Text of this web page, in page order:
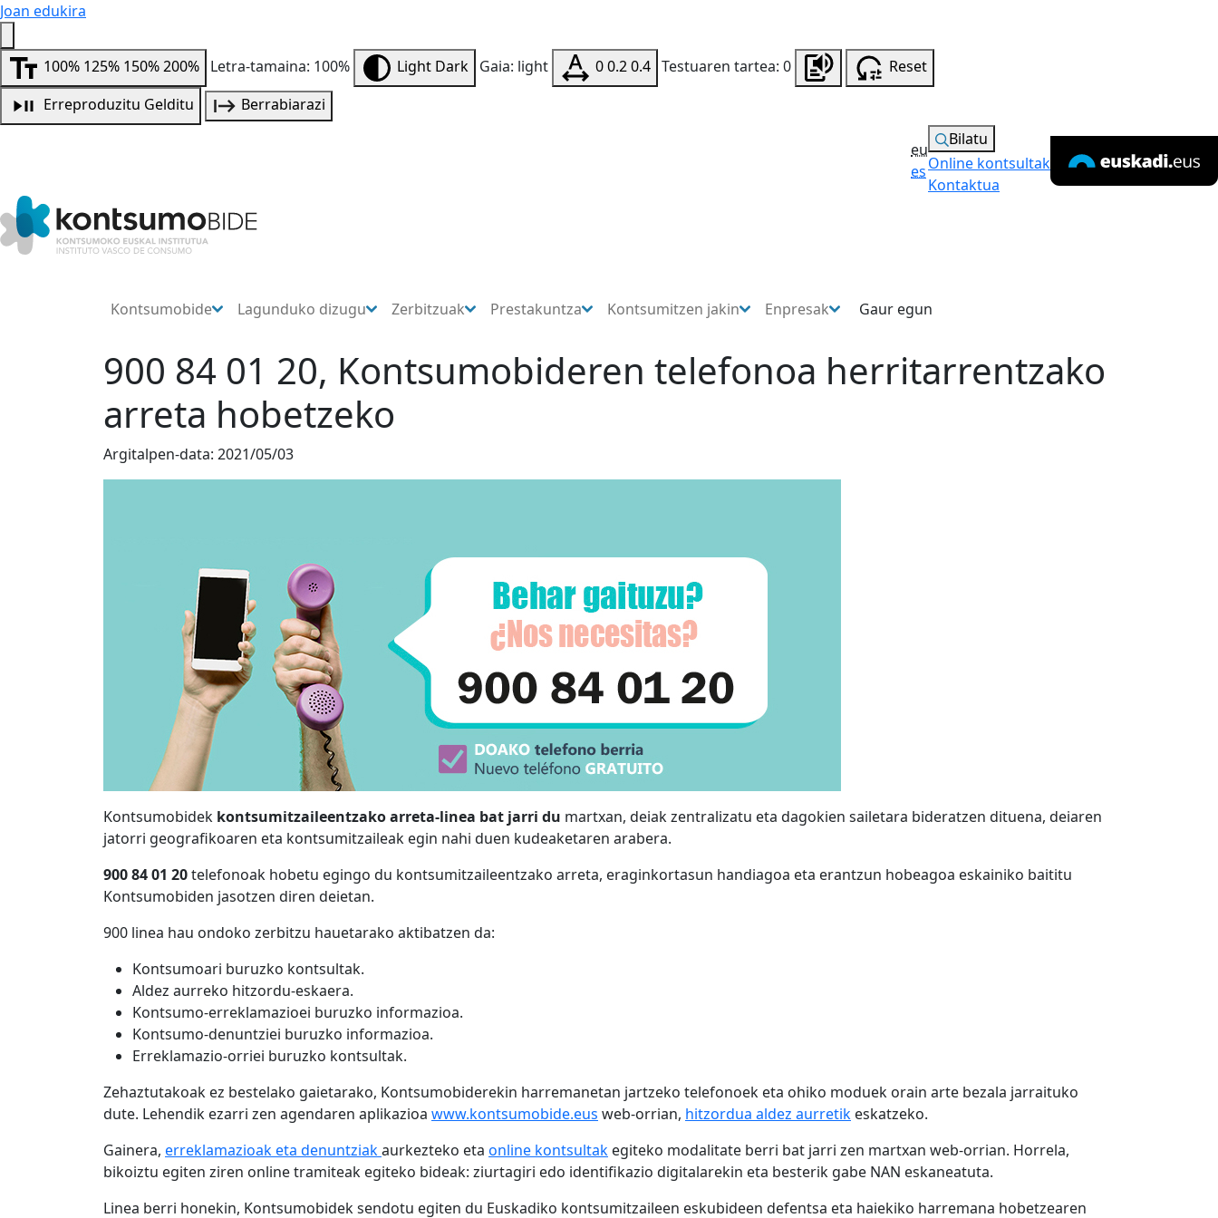
Joan edukira
100% 125% 150%200% Letra-tamaina: 100% Light Dark Gaia: light 00.20.4 Testuaren tartea: 0
Reset
Erreproduzitu Gelditu Berrabiarazi
eu
es
Bilatu
Online kontsultak
Kontaktua
Kontsumobide Lagunduko dizugu Zerbitzuak Prestakuntza Kontsumitzen jakin Enpresak Gaur egun
900 84 01 20, Kontsumobideren telefonoa herritarrentzako
arreta hobetzeko
Argitalpen-data: 2021/05/03
Kontsumobidek kontsumitzaileentzako arreta-linea bat jarri du martxan, deiak zentralizatu eta dagokien sailetara bideratzen dituena, deiaren
jatorri geografikoaren eta kontsumitzaileak egin nahi duen kudeaketaren arabera.
900 84 01 20telefonoak hobetu egingo du kontsumitzaileentzako arreta, eraginkortasun handiagoa eta erantzun hobeagoa eskainiko baititu
Kontsumobiden jasotzen diren deietan.
900 linea hau ondoko zerbitzu hauetarako aktibatzen da:
Kontsumoari buruzko kontsultak.
Aldez aurreko hitzordu-eskaera.
Kontsumo-erreklamazioei buruzko informazioa.
Kontsumo-denuntziei buruzko informazioa.
Erreklamazio-orriei buruzko kontsultak.
Zehaztutakoak ez bestelako gaietarako, Kontsumobiderekin harremanetan jartzeko telefonoek eta ohiko moduek orain arte bezala jarraituko
dute. Lehendik ezarri zen agendaren aplikazioa www.kontsumobide.eus web-orrian, hitzordua aldez aurretik eskatzeko.
Gainera, erreklamazioak eta denuntziakaurkezteko eta online kontsultak egiteko modalitate berri bat jarri zen martxan web-orrian. Horrela,
bikoiztu egiten ziren online tramiteak egiteko bideak: ziurtagiri edo identifikazio digitalarekin eta besterik gabe NAN eskaneatuta.
Linea berri honekin, Kontsumobidek sendotu egiten du Euskadiko kontsumitzaileen eskubideen defentsa eta haiekiko harremana hobetzearen